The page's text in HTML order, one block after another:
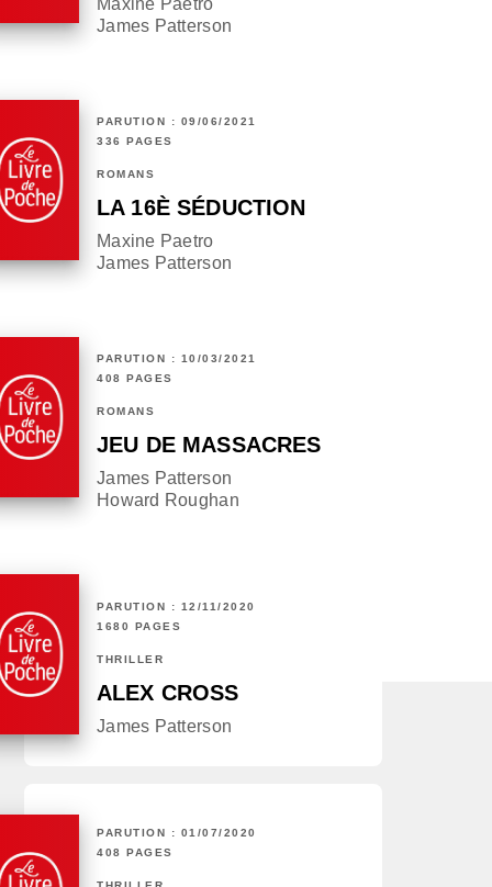
Maxine Paetro
James Patterson
PARUTION : 09/06/2021
336 PAGES
ROMANS
LA 16È SÉDUCTION
Maxine Paetro
James Patterson
PARUTION : 10/03/2021
408 PAGES
ROMANS
JEU DE MASSACRES
James Patterson
Howard Roughan
PARUTION : 12/11/2020
1680 PAGES
THRILLER
ALEX CROSS
James Patterson
PARUTION : 01/07/2020
408 PAGES